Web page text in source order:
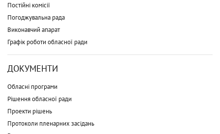
Постійні комісії
Погоджувальна рада
Виконавчий апарат
Графік роботи обласної ради
ДОКУМЕНТИ
Обласні програми
Рішення обласної ради
Проекти рішень
Протоколи пленарних засідань